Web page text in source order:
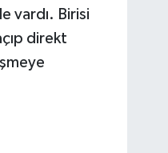
vardı. Birisi
direkt